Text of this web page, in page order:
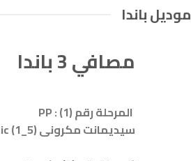
موديل باندا
مصافي 3 باندا
المرحلة رقم (1) : PP
سيديمانت مكرونى (5_1) mic